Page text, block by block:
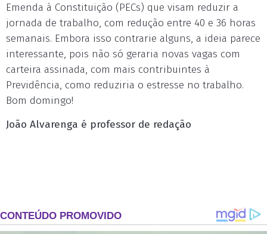
Emenda à Constituição (PECs) que visam reduzir a
jornada de trabalho, com redução entre 40 e 36 horas
semanais. Embora isso contrarie alguns, a ideia parece
interessante, pois não só geraria novas vagas com
carteira assinada, com mais contribuintes à
Previdência, como reduziria o estresse no trabalho.
Bom domingo!
João Alvarenga é professor de redação